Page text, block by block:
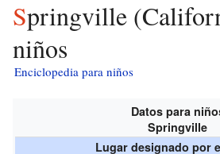
Springville (California) para
niños
Enciclopedia para niños
Datos para
Springville
Lugar designado por